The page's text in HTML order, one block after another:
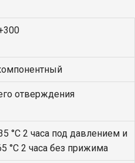
отверждения
°С 2 часа под давлением и
°С 2 часа без прижима